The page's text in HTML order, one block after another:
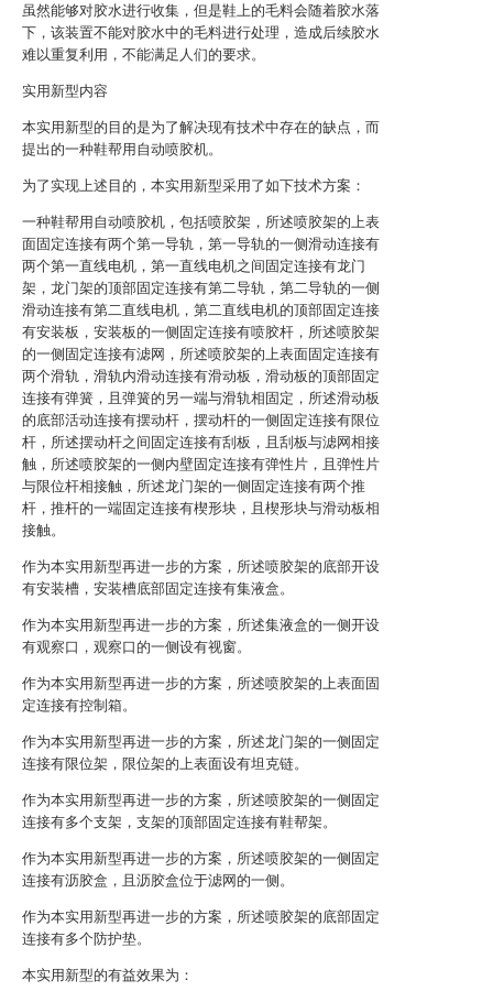
虽然能够对胶水进行收集，但是鞋上的毛料会随着胶水落
下，该装置不能对胶水中的毛料进行处理，造成后续胶水
难以重复利用，不能满足人们的要求。
实用新型内容
本实用新型的目的是为了解决现有技术中存在的缺点，而
提出的一种鞋帮用自动喷胶机。
为了实现上述目的，本实用新型采用了如下技术方案：
一种鞋帮用自动喷胶机，包括喷胶架，所述喷胶架的上表
面固定连接有两个第一导轨，第一导轨的一侧滑动连接有
两个第一直线电机，第一直线电机之间固定连接有龙门
架，龙门架的顶部固定连接有第二导轨，第二导轨的一侧
滑动连接有第二直线电机，第二直线电机的顶部固定连接
有安装板，安装板的一侧固定连接有喷胶杆，所述喷胶架
的一侧固定连接有滤网，所述喷胶架的上表面固定连接有
两个滑轨，滑轨内滑动连接有滑动板，滑动板的顶部固定
连接有弹簧，且弹簧的另一端与滑轨相固定，所述滑动板
的底部活动连接有摆动杆，摆动杆的一侧固定连接有限位
杆，所述摆动杆之间固定连接有刮板，且刮板与滤网相接
触，所述喷胶架的一侧内壁固定连接有弹性片，且弹性片
与限位杆相接触，所述龙门架的一侧固定连接有两个推
杆，推杆的一端固定连接有楔形块，且楔形块与滑动板相
接触。
作为本实用新型再进一步的方案，所述喷胶架的底部开设
有安装槽，安装槽底部固定连接有集液盒。
作为本实用新型再进一步的方案，所述集液盒的一侧开设
有观察口，观察口的一侧设有视窗。
作为本实用新型再进一步的方案，所述喷胶架的上表面固
定连接有控制箱。
作为本实用新型再进一步的方案，所述龙门架的一侧固定
连接有限位架，限位架的上表面设有坦克链。
作为本实用新型再进一步的方案，所述喷胶架的一侧固定
连接有多个支架，支架的顶部固定连接有鞋帮架。
作为本实用新型再进一步的方案，所述喷胶架的一侧固定
连接有沥胶盒，且沥胶盒位于滤网的一侧。
作为本实用新型再进一步的方案，所述喷胶架的底部固定
连接有多个防护垫。
本实用新型的有益效果为：